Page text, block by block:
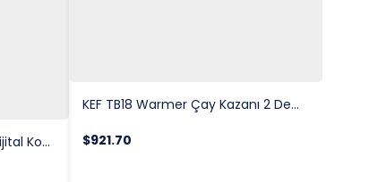
KEF WB16 Elektrikli Boiler Su Isıtıcı Dijital Kontrollü 16 Lt.
KEF TB18 Warmer Çay Kazanı 2 Demlikli 30 Lt.
$921.70